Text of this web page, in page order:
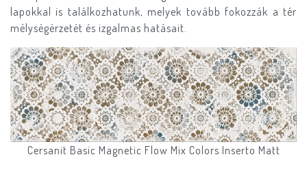
lapokkal is találkozhatunk, melyek tovább fokozzák a tér
mélységérzetét és izgalmas hatásait.
Cersanit Basic Magnetic Flow Mix Colors Inserto Matt